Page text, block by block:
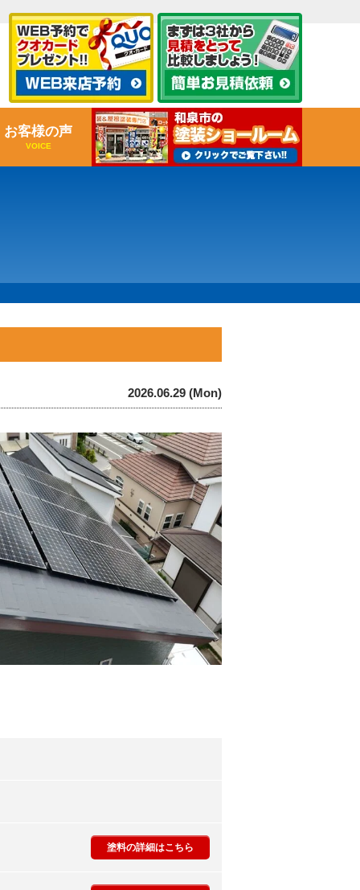
お客様の声
VOICE
2026.06.29 (Mon)
塗料の詳細はこちら